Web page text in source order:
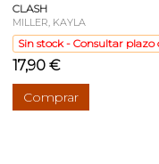
CLASH
MILLER, KAYLA
Sin stock - Consultar plazo
17,90 €
Comprar